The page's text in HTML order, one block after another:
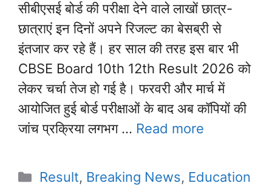
सीबीएसई बोर्ड की परीक्षा देने वाले लाखों छात्र-
छात्राएं इन दिनों अपने रिजल्ट का बेसब्री से
इंतजार कर रहे हैं। हर साल की तरह इस बार भी
CBSE Board 10th 12th Result 2026 को
लेकर चर्चा तेज हो गई है। फरवरी और मार्च में
आयोजित हुई बोर्ड परीक्षाओं के बाद अब कॉपियों की
जांच प्रक्रिया लगभग … Read more
Categories
Result, Breaking News, Education